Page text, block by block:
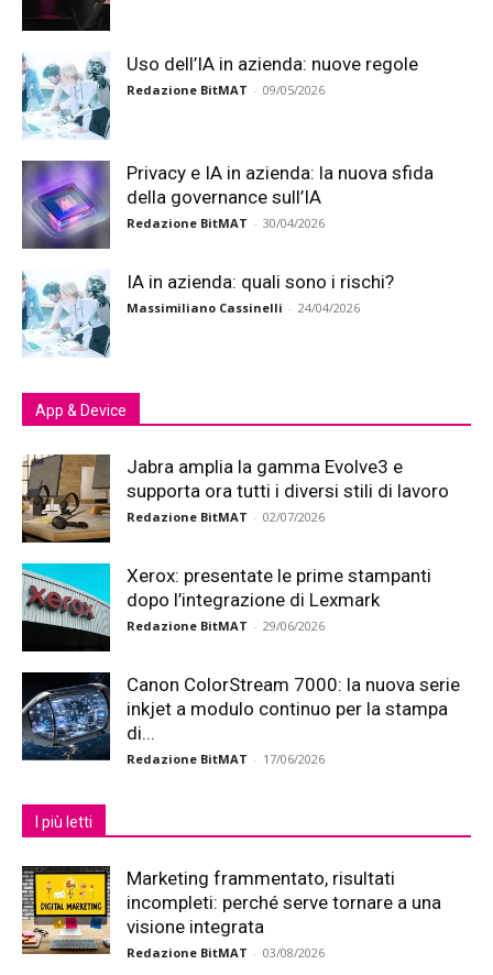
Uso dell’IA in azienda: nuove regole
Redazione BitMAT - 09/05/2026
Privacy e IA in azienda: la nuova sfida
della governance sull’IA
Redazione BitMAT - 30/04/2026
IA in azienda: quali sono i rischi?
Massimiliano Cassinelli - 24/04/2026
App & Device
Jabra amplia la gamma Evolve3 e
supporta ora tutti i diversi stili di lavoro
Redazione BitMAT - 02/07/2026
Xerox: presentate le prime stampanti
dopo l’integrazione di Lexmark
Redazione BitMAT - 29/06/2026
Canon ColorStream 7000: la nuova serie
inkjet a modulo continuo per la stampa
di...
Redazione BitMAT - 17/06/2026
I più letti
Marketing frammentato, risultati
incompleti: perché serve tornare a una
visione integrata
Redazione BitMAT - 03/08/2026